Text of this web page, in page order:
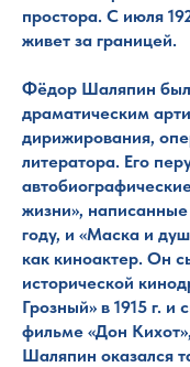
простора. С июля
живет за границей.
Фёдор Шаляпин был
драматическим
дирижирования,
литератора. Его
жизни», написанные
году, и «Маска и
как киноактер. Он
исторической
Грозный» в 1915 г. и
фильме «Дон
Шаляпин оказался